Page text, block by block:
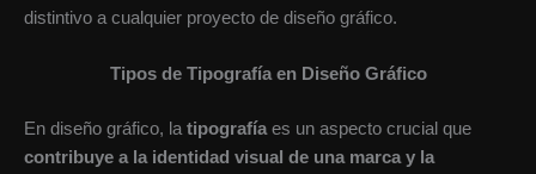
distintivo a cualquier proyecto de diseño gráfico.
Tipos de Tipografía en Diseño Gráfico
En diseño gráfico, la tipografía es un aspecto crucial que
contribuye a la identidad visual de una marca y la